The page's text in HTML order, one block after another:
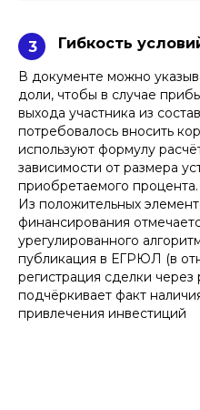
3 Гибкость
В документе можно
доли, чтобы в случае
выхода участника из
потребовалось вносить
используют формулу
зависимости от размера
приобретаемого процента.
Из положительных
финансирования
урегулированного
публикация в ЕГРЮЛ (в
регистрация сделки
подчёркивает факт
привлечения инвестиций